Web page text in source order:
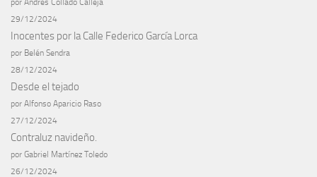
29/12/2024
Inocentes por la Calle Federico García Lorca
por Belén Sendra
28/12/2024
Desde el tejado
por Alfonso Aparicio Raso
27/12/2024
Contraluz navideño.
por Gabriel Martínez Toledo
26/12/2024